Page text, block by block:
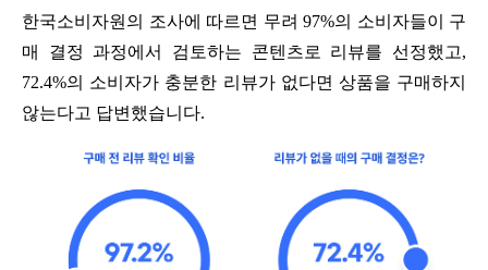
한국소비자원의 조사에 따르면 무려 97%의 소비자들이 구
매 결정 과정에서 검토하는 콘텐츠로 리뷰를 선정했고,
72.4%의 소비자가 충분한 리뷰가 없다면 상품을 구매하지
않는다고 답변했습니다.